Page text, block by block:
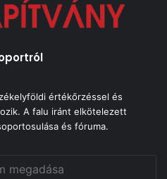
értékőrzéssel és
A falu iránt elkötelezett
és fóruma.